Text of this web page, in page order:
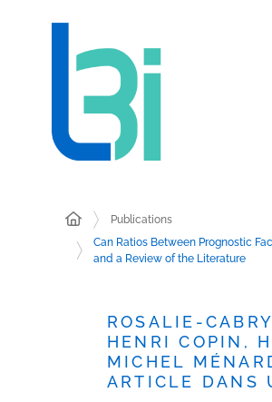
Publications
Can Ratios Between Prognostic
and a Review of the Literature
ROSALIE-
HENRI COPIN,
MICHEL
ARTICLE DANS